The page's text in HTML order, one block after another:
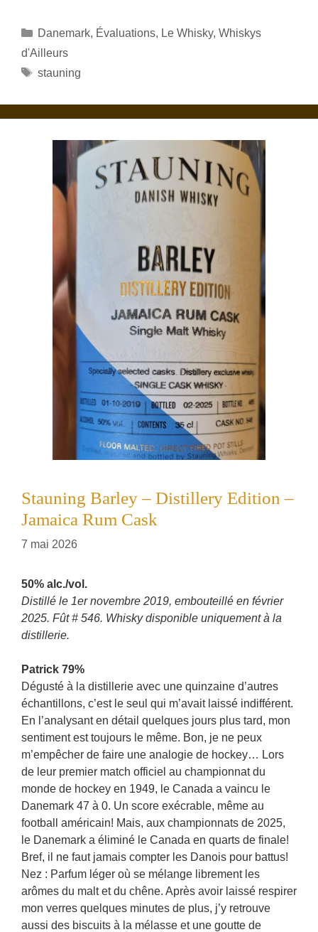
Catégories
Danemark, Évaluations, Le Whisky, Whiskys
d'Ailleurs
Étiquettes
stauning
Stauning Barley – Distillery Edition –
Jamaica Rum Cask
7 mai 2026
50% alc./vol.
Distillé le 1er novembre 2019, embouteillé en février
2025. Fût # 546. Whisky disponible uniquement à la
distillerie.
Patrick 79%
Dégusté à la distillerie avec une quinzaine d’autres
échantillons, c’est le seul qui m’avait laissé indifférent.
En l’analysant en détail quelques jours plus tard, mon
sentiment est toujours le même. Bon, je ne peux
m’empêcher de faire une analogie de hockey… Lors
de leur premier match officiel au championnat du
monde de hockey en 1949, le Canada a vaincu le
Danemark 47 à 0. Un score exécrable, même au
football américain! Mais, aux championnats de 2025,
le Danemark a éliminé le Canada en quarts de finale!
Bref, il ne faut jamais compter les Danois pour battus!
Nez : Parfum léger où se mélange librement les
arômes du malt et du chêne. Après avoir laissé respirer
mon verres quelques minutes de plus, j’y retrouve
aussi des biscuits à la mélasse et une goutte de